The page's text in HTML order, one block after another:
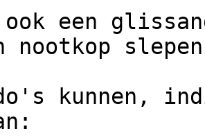
een
nootkop
kunnen,